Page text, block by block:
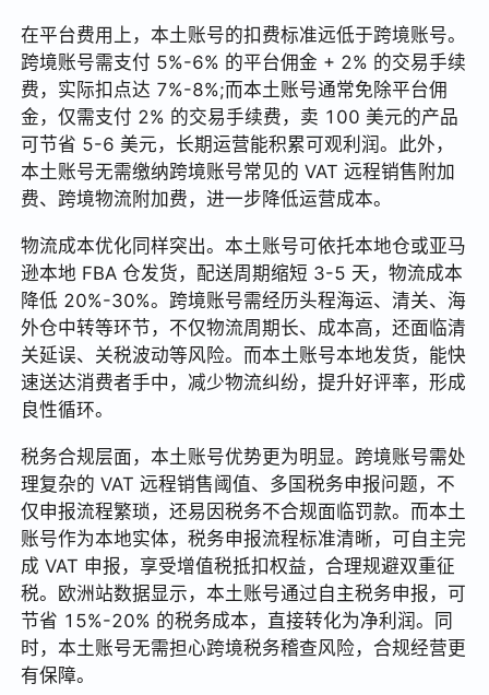
在平台费用上，本土账号的扣费标准远低于跨境账号。
跨境账号需支付 5%-6% 的平台佣金 + 2% 的交易手续
费，实际扣点达 7%-8%;而本土账号通常免除平台佣
金，仅需支付 2% 的交易手续费，卖 100 美元的产品
可节省 5-6 美元，长期运营能积累可观利润。此外，
本土账号无需缴纳跨境账号常见的 VAT 远程销售附加
费、跨境物流附加费，进一步降低运营成本。
物流成本优化同样突出。本土账号可依托本地仓或亚马
逊本地 FBA 仓发货，配送周期缩短 3-5 天，物流成本
降低 20%-30%。跨境账号需经历头程海运、清关、海
外仓中转等环节，不仅物流周期长、成本高，还面临清
关延误、关税波动等风险。而本土账号本地发货，能快
速送达消费者手中，减少物流纠纷，提升好评率，形成
良性循环。
税务合规层面，本土账号优势更为明显。跨境账号需处
理复杂的 VAT 远程销售阈值、多国税务申报问题，不
仅申报流程繁琐，还易因税务不合规面临罚款。而本土
账号作为本地实体，税务申报流程标准清晰，可自主完
成 VAT 申报，享受增值税抵扣权益，合理规避双重征
税。欧洲站数据显示，本土账号通过自主税务申报，可
节省 15%-20% 的税务成本，直接转化为净利润。同
时，本土账号无需担心跨境税务稽查风险，合规经营更
有保障。